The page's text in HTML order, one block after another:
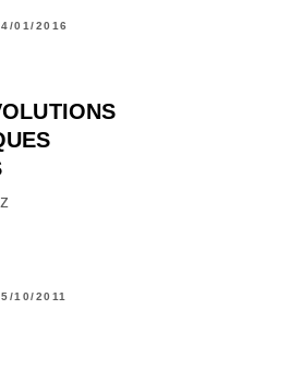
01/2016
10/2011